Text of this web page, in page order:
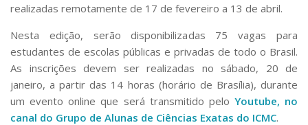
realizadas remotamente de 17 de fevereiro a 13 de abril.
Nesta edição, serão disponibilizadas 75 vagas para
estudantes de escolas públicas e privadas de todo o Brasil.
As inscrições devem ser realizadas no sábado, 20 de
janeiro, a partir das 14 horas (horário de Brasília), durante
um evento online que será transmitido pelo Youtube, no
canal do Grupo de Alunas de Ciências Exatas do ICMC.